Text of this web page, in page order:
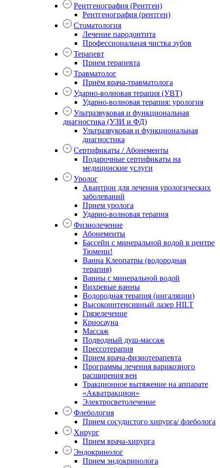
Рентгенография (Рентген)
Рентгенография (рентген)
Стоматология
Лечение пародонтита
Профессиональная чистка зубов
Терапевт
Прием терапевта
Травматолог
Приём врача-травматолога
Ударно-волновая терапия (УВТ)
Ударно-волновая терапия: урология
Ультразвуковая и функциональная
диагностика (УЗИ и ФД)
Ультразвуковая и функциональная
диагностика
Сертификаты / Абонементы
Подарочные сертификаты на
медицинские услуги
Уролог
Авантрон для лечения урологических
заболеваний
Прием уролога
Ударно-волновая терапия
Физиолечение
Абонементы
Бассейн с минеральной водой в центре
Тюмени!
Ванна Клеопатры (водородная
терапия)
Ванны с минеральной водой
Вихревые ванны
Водородная терапия (ингаляции)
Высокоинтенсивный лазер HILT
Грязелечение
Криосауна
Массаж
Подводный душ-массаж
Прессотерапия
Прием врача-физиотерапевта
Программы лечения варикозного
расширения вен
Тракционное вытяжение на аппарате
«Акватракцион»
Электросветолечение
Флебология
Прием сосудистого хирурга/ флеболога
Хирург
Прием врача-хирурга
Эндокринолог
Прием эндокринолога